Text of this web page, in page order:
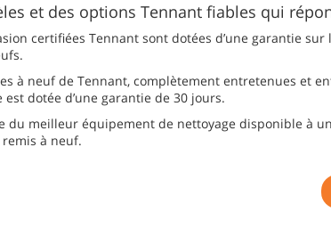
et des options Tennant fiables qui
certifiées Tennant sont dotées d’une garantie
à neuf de Tennant, complètement entretenues et
dotée d’une garantie de 30 jours.
du meilleur équipement de nettoyage disponible à
à neuf.